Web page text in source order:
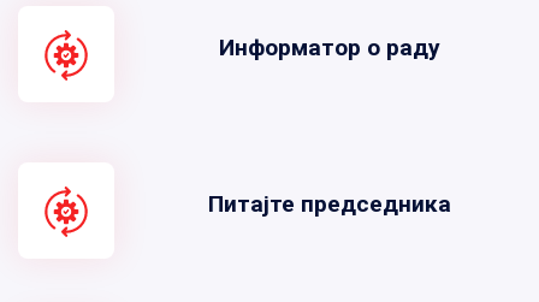
Информатор о раду
Питајте председника